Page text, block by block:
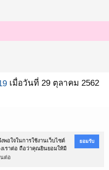
พอใจในการใช้งานเว็บไซต์
เราต่อ ถือว่าคุณยินยอมให้มี
ต่อ
ยอมรับ
เมื่อวันที่ 29 ตุลาคม 2562
ยสาธารณะ ม.สงขลานครินทร์
ลา 90110 โทรศัพท์ 074-282900-2
านครินทร์